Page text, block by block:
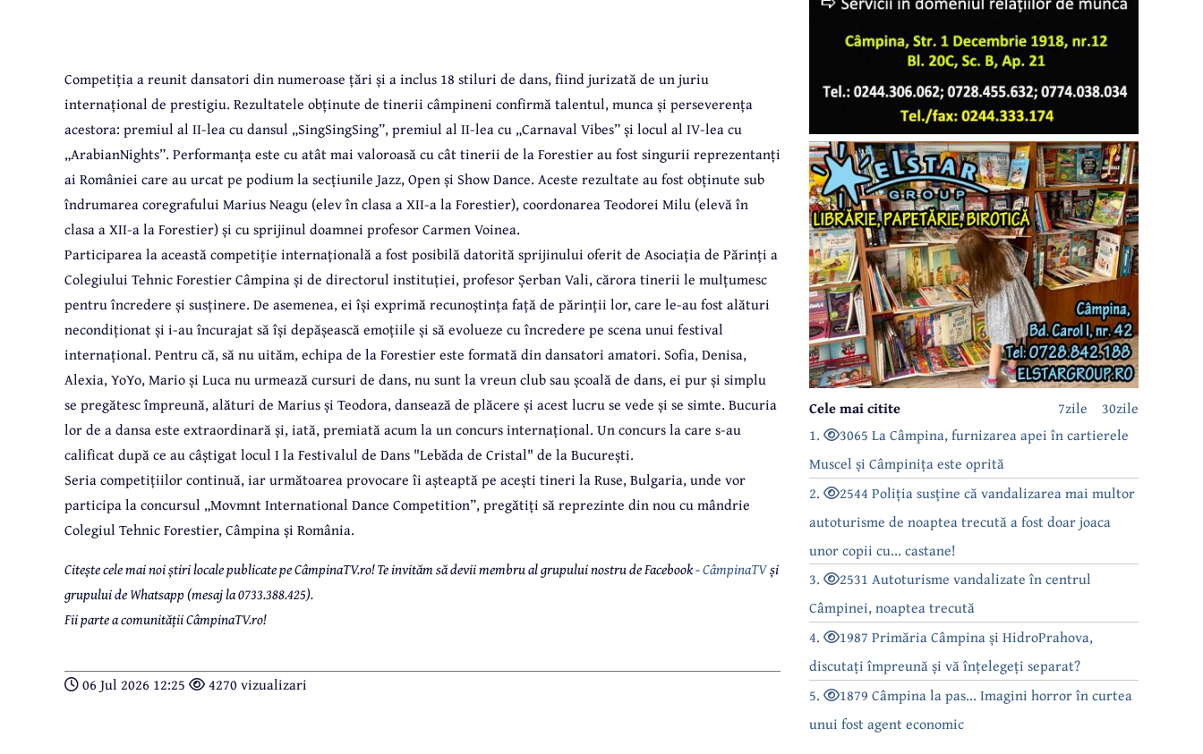
Competiția a reunit dansatori din numeroase țări și a inclus 18 stiluri de dans, fiind jurizată de un juriu
internațional de prestigiu. Rezultatele obținute de tinerii câmpineni confirmă talentul, munca și perseverența
acestora: premiul al II-lea cu dansul „SingSingSing”, premiul al II-lea cu „Carnaval Vibes” și locul al IV-lea cu
„ArabianNights”. Performanța este cu atât mai valoroasă cu cât tinerii de la Forestier au fost singurii reprezentanți
ai României care au urcat pe podium la secțiunile Jazz, Open și Show Dance. Aceste rezultate au fost obținute sub
îndrumarea coregrafului Marius Neagu (elev în clasa a XII-a la Forestier), coordonarea Teodorei Milu (elevă în
clasa a XII-a la Forestier) și cu sprijinul doamnei profesor Carmen Voinea.
Participarea la această competiție internațională a fost posibilă datorită sprijinului oferit de Asociația de Părinți a
Colegiului Tehnic Forestier Câmpina și de directorul instituției, profesor Șerban Vali, cărora tinerii le mulțumesc
pentru încredere și susținere. De asemenea, ei își exprimă recunoștința față de părinții lor, care le-au fost alături
necondiționat și i-au încurajat să își depășească emoțiile și să evolueze cu încredere pe scena unui festival
internațional. Pentru că, să nu uităm, echipa de la Forestier este formată din dansatori amatori. Sofia, Denisa,
Alexia, YoYo, Mario și Luca nu urmează cursuri de dans, nu sunt la vreun club sau școală de dans, ei pur și simplu
se pregătesc împreună, alături de Marius și Teodora, dansează de plăcere și acest lucru se vede și se simte. Bucuria
lor de a dansa este extraordinară și, iată, premiată acum la un concurs internațional. Un concurs la care s-au
calificat după ce au câștigat locul I la Festivalul de Dans "Lebăda de Cristal" de la București.
Seria competițiilor continuă, iar următoarea provocare îi așteaptă pe acești tineri la Ruse, Bulgaria, unde vor
participa la concursul „Movmnt International Dance Competition”, pregătiți să reprezinte din nou cu mândrie
Colegiul Tehnic Forestier, Câmpina și România.
Citește cele mai noi știri locale publicate pe CâmpinaTV.ro! Te invităm să devii membru al grupului nostru de Facebook -CâmpinaTVși
grupului de Whatsapp (mesaj la 0733.388.425).
Fii parte a comunității CâmpinaTV.ro!
06 Jul 2026 12:25 4270 vizualizari
30zile
7zile
Cele mai citite
1.
3065 La Câmpina, furnizarea apei în cartierele
Muscel și Câmpinița este oprită
2.
2544 Poliția susține că vandalizarea mai multor
autoturisme de noaptea trecută a fost doar joaca
unor copii cu... castane!
3.
2531 Autoturisme vandalizate în centrul
Câmpinei, noaptea trecută
4.
1987 Primăria Câmpina și HidroPrahova,
discutați împreună și vă înțelegeți separat?
5.
1879 Câmpina la pas... Imagini horror în curtea
unui fost agent economic